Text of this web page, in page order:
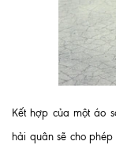
Kết hợp của một áo
hải quân sẽ cho